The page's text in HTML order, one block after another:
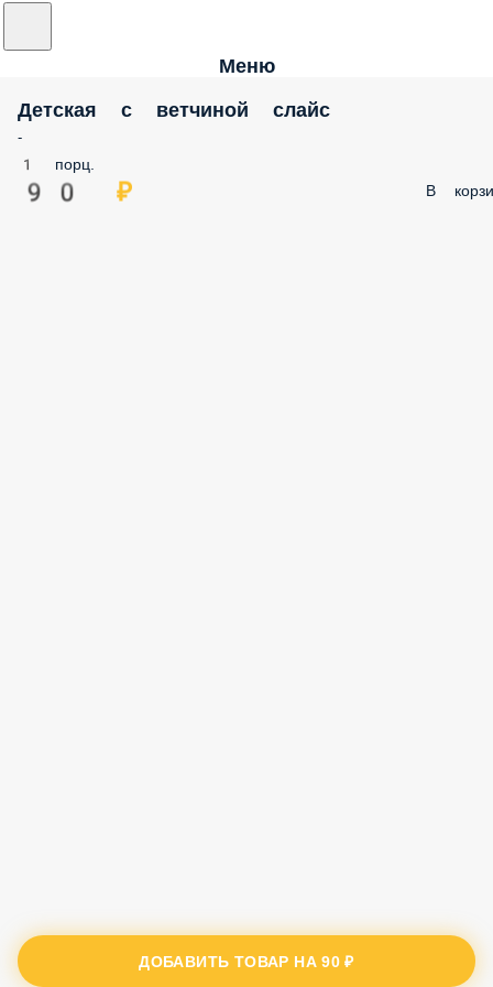
Меню
Детская с ветчиной слайс
-
1 порц.
90 ₽ В
ДОБАВИТЬ ТОВАР НА90 ₽